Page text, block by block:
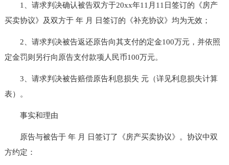
1、请求判决确认被告双方于20xx年11月11日签订的《房产
买卖协议》及双方于 年 月 日签订的《补充协议》均为无效；
2、请求判决被告返还原告向其支付的定金100万元，并依照
定金罚则另行向原告支付款项人民币100万元。
3、请求判决被告赔偿原告利息损失 元（详见利息损失计算
表）。
事实和理由
原告与被告于 年 月 日签订了《房产买卖协议》。协议中双
方约定：